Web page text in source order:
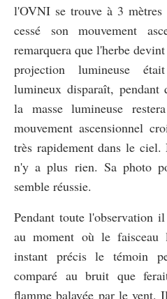
l'OVNI se trouve à 3
cessé son mouvement
remarquera que l'herbe
projection lumineuse
lumineux disparaît, pendant
la masse lumineuse
mouvement ascensionnel
très rapidement dans le
n'y a plus rien. Sa photo
semble réussie.
Pendant toute l'observation
au moment où le faisceau
instant précis le témoin
comparé au bruit que
flamme balayée par le vent.